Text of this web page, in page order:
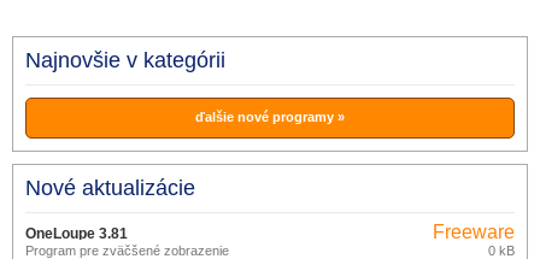
Najnovšie v kategórii
ďalšie nové programy »
Nové aktualizácie
OneLoupe 3.81
Program pre zväčšené zobrazenie
Freeware
0 kB